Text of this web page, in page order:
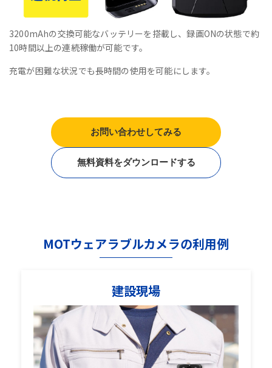
3200mAhの交換可能なバッテリーを搭載し、録画ONの状態で約
10時間以上の連続稼働が可能です。
充電が困難な状況でも長時間の使用を可能にします。
お問い合わせしてみる
無料資料をダウンロードする
MOTウェアラブルカメラの利用例
建設現場